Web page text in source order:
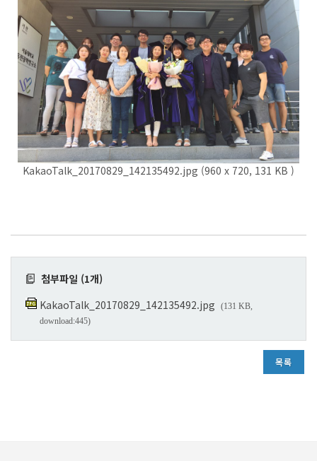
KakaoTalk_20170829_142135492.jpg (960 x 720, 131 KB )
첨부파일 (1개)
KakaoTalk_20170829_142135492.jpg
(131 KB,
download:445)
목록